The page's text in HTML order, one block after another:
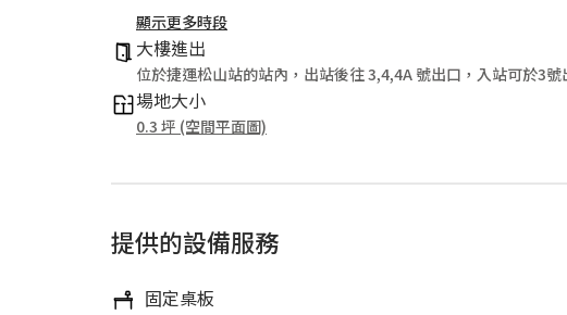
週二
週三
週四
11:00 - 22:00
週五
週六
11:00 - 22:00
08:00 - 22:00
顯示更多時段
大樓進出
位於捷運松山站的站內，出站後往 3,4,4A 號出口，入站可於3
場地大小
0.3 坪 (空間平面圖)
提供的設備服務
固定桌板